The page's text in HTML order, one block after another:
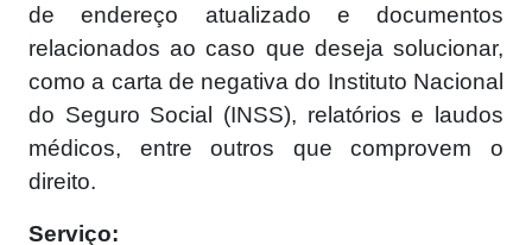
de endereço atualizado e documentos
relacionados ao caso que deseja solucionar,
como a carta de negativa do Instituto Nacional
do Seguro Social (INSS), relatórios e laudos
médicos, entre outros que comprovem o
direito.
Serviço: